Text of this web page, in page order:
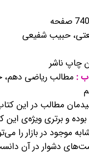
حبیب شفیعی
چاپ ناشر
: مطالب ریاضی دهم،
مطالب در این
و برتری ویژه‌ی این
موجود در بازار را
دشوار در آن